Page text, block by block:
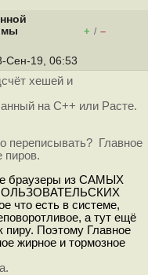
+ / –
Сен-19, 06:53
хешей и
на С++ или Расте.
переписывать? Главное
пиров.
браузеры из САМЫХ
что есть в системе,
а тут ещё
пиру. Поэтому Главное
жирное и тормозное